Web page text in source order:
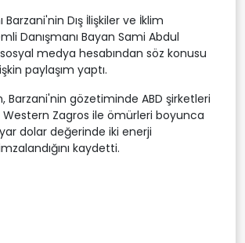
Barzani'nin Dış İlişkiler ve İklim
Danışmanı Bayan Sami Abdul
medya hesabından söz konusu
paylaşım yaptı.
Barzani'nin gözetiminde ABD şirketleri
Western Zagros ile ömürleri boyunca
dolar değerinde iki enerji
kaydetti.